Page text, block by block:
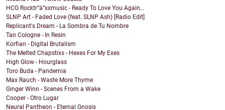
HCG Rocktr“ä“xxmusic - Ready To Love You Again…
SLNP Art - Faded Love (feat. SLNP Ash) [Radio Edit]
Replicant's Dream - La Sombra de Tu Nombre
Tan Cologne - In Resin
Korfian - Digital Brutalism
The Melted Chapstixs - Hexes For My Exes
High Glow - Hourglass
Toro Buda - Pandemia
Max Rauch - Waste More Thyme
Ginger Winn - Scenes From a Wake
Cooper - Otro Lugar
Neural Pantheon - Eternal Gnosis